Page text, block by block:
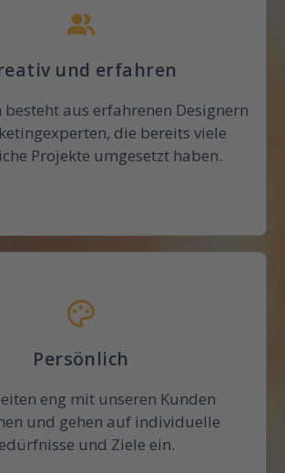
und erfahren
besteht aus erfahrenen Designern
die bereits viele
Projekte umgesetzt haben.
Persönlich
eng mit unseren Kunden
und gehen auf individuelle
und Ziele ein.